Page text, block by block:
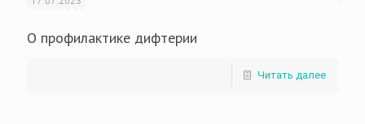
О профилактике дифтерии
Читать далее